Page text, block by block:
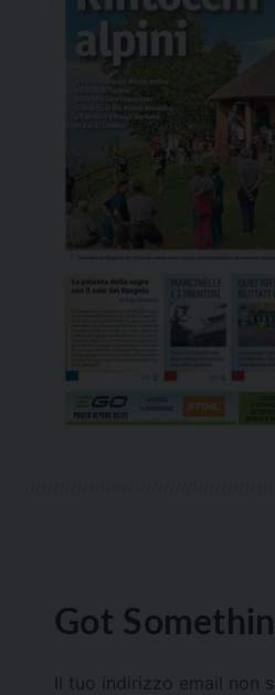
Got
Il tuo indirizzo email non